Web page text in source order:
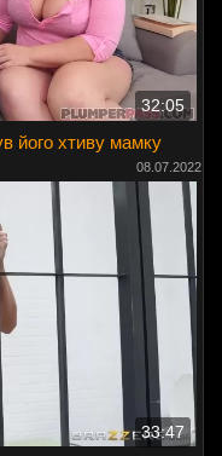
32:05
його хтиву мамку
08.07.2022
33:47